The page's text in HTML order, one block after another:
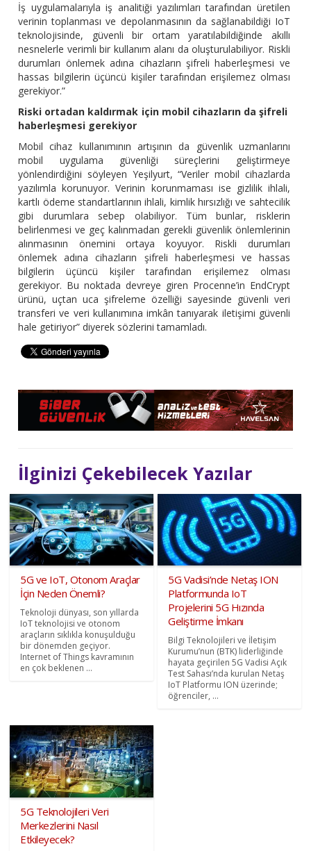
İş uygulamalarıyla iş analitiği yazılımları tarafından üretilen
verinin toplanması ve depolanmasının da sağlanabildiği IoT
teknolojisinde, güvenli bir ortam yaratılabildiğinde akıllı
nesnelerle verimli bir kullanım alanı da oluşturulabiliyor. Riskli
durumları önlemek adına cihazların şifreli haberleşmesi ve
hassas bilgilerin üçüncü kişiler tarafından erişilemez olması
gerekiyor.”
Riski ortadan kaldırmak için mobil cihazların da şifreli
haberleşmesi gerekiyor
Mobil cihaz kullanımının artışının da güvenlik uzmanlarını
mobil uygulama güvenliği süreçlerini geliştirmeye
yönlendirdiğini söyleyen Yeşilyurt, “Veriler mobil cihazlarda
yazılımla korunuyor. Verinin korunmaması ise gizlilik ihlali,
kartlı ödeme standartlarının ihlali, kimlik hırsızlığı ve sahtecilik
gibi durumlara sebep olabiliyor. Tüm bunlar, risklerin
belirlenmesi ve geç kalınmadan gerekli güvenlik önlemlerinin
alınmasının önemini ortaya koyuyor. Riskli durumları
önlemek adına cihazların şifreli haberleşmesi ve hassas
bilgilerin üçüncü kişiler tarafından erişilemez olması
gerekiyor. Bu noktada devreye giren Procenne’in EndCrypt
ürünü, uçtan uca şifreleme özelliği sayesinde güvenli veri
transferi ve veri kullanımına imkân tanıyarak iletişimi güvenli
hale getiriyor” diyerek sözlerini tamamladı.
İlginizi Çekebilecek Yazılar
5G ve IoT, Otonom Araçlar
İçin Neden Önemli?
Teknoloji dünyası, son yıllarda
IoT teknolojisi ve otonom
araçların sıklıkla konuşulduğu
bir dönemden geçiyor.
Internet of Things kavramının
en çok beklenen ...
5G Vadisi’nde Netaş ION
Platformunda IoT
Projelerini 5G Hızında
Geliştirme İmkanı
Bilgi Teknolojileri ve İletişim
Kurumu’nun (BTK) liderliğinde
hayata geçirilen 5G Vadisi Açık
Test Sahası’nda kurulan Netaş
IoT Platformu ION üzerinde;
öğrenciler, ...
5G Teknolojileri Veri
Merkezlerini Nasıl
Etkileyecek?